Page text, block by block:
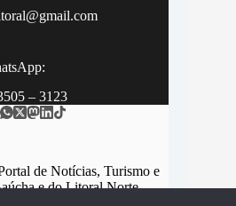
– 3123
de Notícias, Turismo e
e do Litoral Norte.